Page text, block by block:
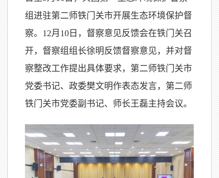
组进驻第二师铁门关市开展生态环境保护督
察。12月10日，督察意见反馈会在铁门关召
开，督察组组长徐明反馈督察意见，并对督
察整改工作提出具体要求，第二师铁门关市
党委书记、政委樊文明作表态发言，第二师
铁门关市党委副书记、师长王磊主持会议。